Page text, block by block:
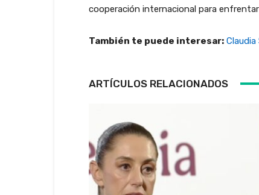
cooperación internacional para
También te puede interesar:
ARTÍCULOS RELACIONADOS